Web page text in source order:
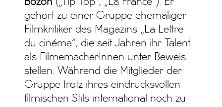
Bozon („Tip Top“, „La France“). Er
gehört zu einer Gruppe ehemaliger
Filmkritiker des Magazins „La Lettre
du cinéma“, die seit Jahren ihr Talent
als FilmemacherInnen unter Beweis
stellen. Während die Mitglieder der
Gruppe trotz ihres eindrucksvollen
filmischen Stils international noch zu